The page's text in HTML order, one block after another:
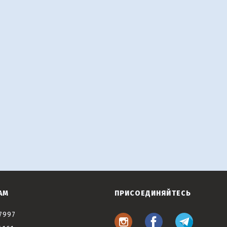
ПРИСОЕДИНЯЙТЕСЬ